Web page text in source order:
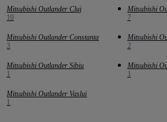
Mitsubishi Outlander Cluj
10
Mitsubishi
7
Mitsubishi Outlander Constanta
3
Mitsubishi
2
Mitsubishi Outlander Sibiu
1
Mitsubishi
1
Mitsubishi Outlander Vaslui
1